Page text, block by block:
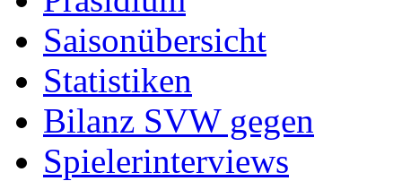
Saisonübersicht
Statistiken
Bilanz SVW gegen
Spielerinterviews